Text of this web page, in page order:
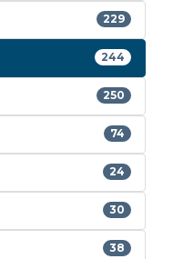
229
244
250
74
24
30
38